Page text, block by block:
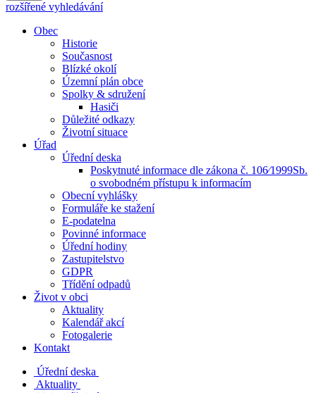
rozšířené vyhledávání
Obec
Historie
Současnost
Blízké okolí
Územní plán obce
Spolky & sdružení
Hasiči
Důležité odkazy
Životní situace
Úřad
Úřední deska
Poskytnuté informace dle zákona č. 106⁄1999Sb.
o svobodném přístupu k informacím
Obecní vyhlášky
Formuláře ke stažení
E-podatelna
Povinné informace
Úřední hodiny
Zastupitelstvo
GDPR
Třídění odpadů
Život v obci
Aktuality
Kalendář akcí
Fotogalerie
Kontakt
Úřední deska
Aktuality